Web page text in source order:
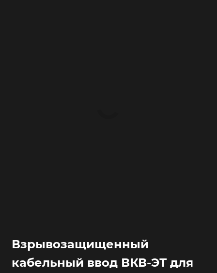
Взрывозащищенный
кабельный ввод ВКВ-ЭТ для